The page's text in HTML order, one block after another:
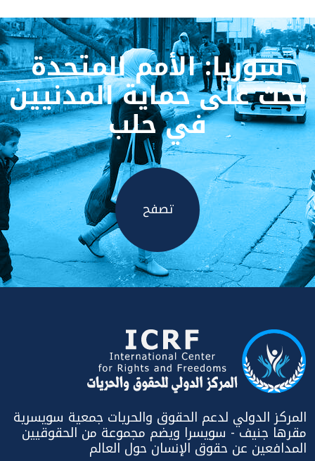
سوريا: الأمم المتحدة
تحث على حماية المدنيين
في حلب
تصفح
المركز الدولي لدعم الحقوق والحريات جمعية سويسرية
مقرها جنيف - سويسرا ويضم مجموعة من الحقوقيين
المدافعين عن حقوق الإنسان حول العالم